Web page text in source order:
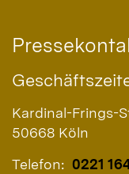
Kardinal-Frings-
50668 Köln
Telefon: 0221